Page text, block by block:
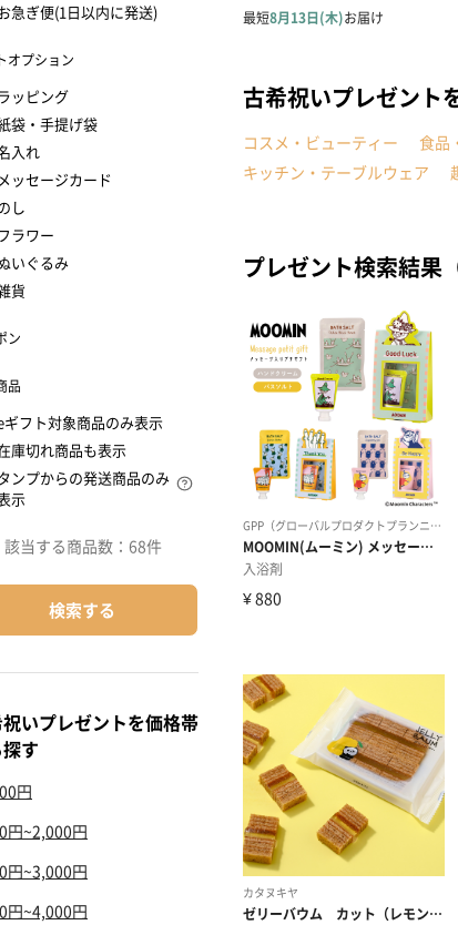
急ぎ便(1日以内に発送)
オプション
ッピング
袋・手提げ袋
入れ
メッセージカード
し
ラワー
いぐるみ
貨
ン
品
ギフト対象商品のみ表示
庫切れ商品も表示
ンプからの発送商品のみ
示
該当する商品数： 68件
検索する
いプレゼントを価格帯
す
円
円~2,000円
円~3,000円
円~4,000円
古希祝いプレゼント
コスメ・ビューティー 食品
キッチン・テーブルウェア
プレゼント検索結果